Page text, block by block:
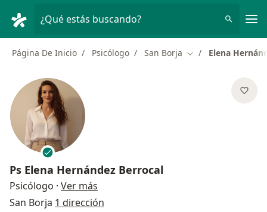
¿Qué estás buscando?
Página De Inicio Psicólogo San Borja Cambiar de ciudad
Elena
Ps Elena Hernández Berrocal
Psicólogo · Ver más
San Borja 1 dirección